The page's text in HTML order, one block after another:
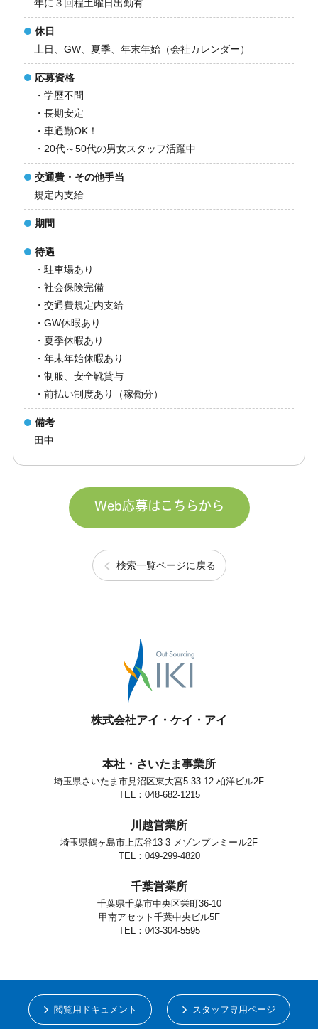
年に３回程土曜日出勤有
休日
土日、GW、夏季、年末年始（会社カレンダー）
応募資格
・学歴不問
・長期安定
・車通勤OK！
・20代～50代の男女スタッフ活躍中
交通費・その他手当
規定内支給
期間
待遇
・駐車場あり
・社会保険完備
・交通費規定内支給
・GW休暇あり
・夏季休暇あり
・年末年始休暇あり
・制服、安全靴貸与
・前払い制度あり（稼働分）
備考
田中
Web応募はこちらから
検索一覧ページに戻る
株式会社アイ・ケイ・アイ
本社・さいたま事業所
埼玉県さいたま市見沼区東大宮5-33-12 柏洋ビル2F
TEL：048-682-1215
川越営業所
埼玉県鶴ヶ島市上広谷13-3 メゾンプレミール2F
TEL：049-299-4820
千葉営業所
千葉県千葉市中央区栄町36-10
甲南アセット千葉中央ビル5F
TEL：043-304-5595
閲覧用ドキュメント スタッフ専用ページ